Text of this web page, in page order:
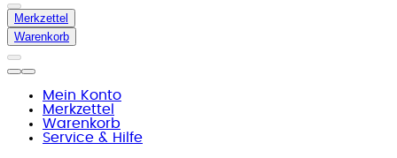
Merkzettel
Warenkorb
Mein Konto
Merkzettel
Warenkorb
Service & Hilfe